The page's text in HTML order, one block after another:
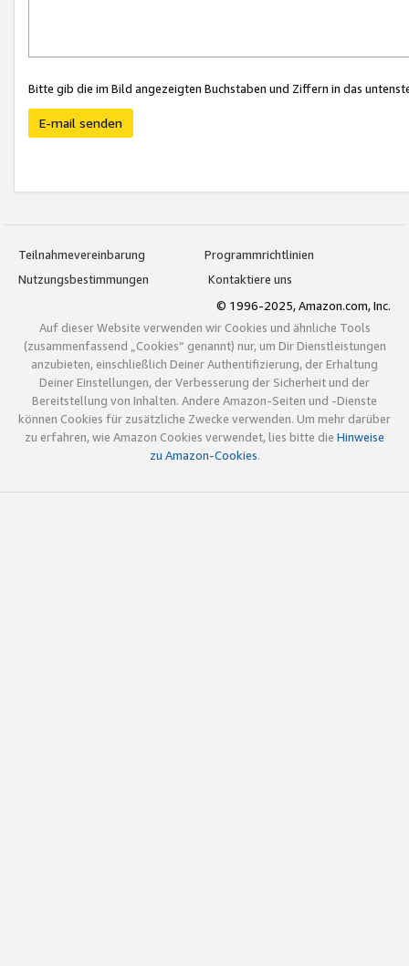
Bitte gib die im Bild angezeigten Buchstaben und Ziffern in das
E-mail senden
Teilnahmevereinbarung
Programmrichtlinien
Nutzungsbestimmungen
Kontaktiere uns
© 1996-2025, Amazon.com, Inc.
Auf dieser Website verwenden wir Cookies und ähnliche Tools
(zusammenfassend „Cookies“ genannt) nur, um Dir Dienstleistungen
anzubieten, einschließlich Deiner Authentifizierung, der Erhaltung
Deiner Einstellungen, der Verbesserung der Sicherheit und der
Bereitstellung von Inhalten. Andere Amazon-Seiten und -Dienste
können Cookies für zusätzliche Zwecke verwenden. Um mehr darüber
zu erfahren, wie Amazon Cookies verwendet, lies bitte die Hinweise
zu Amazon-Cookies.